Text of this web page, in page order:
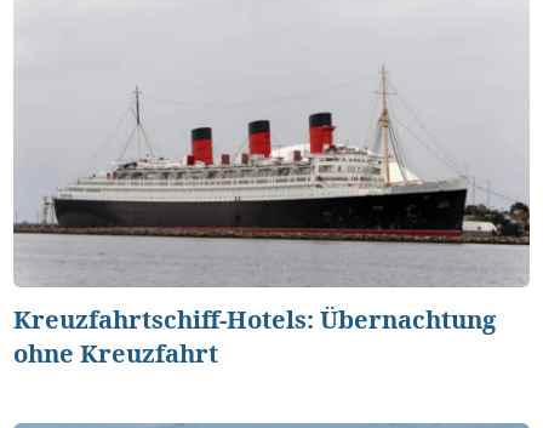
Kreuzfahrtschiff-Hotels: Übernachtung
ohne Kreuzfahrt